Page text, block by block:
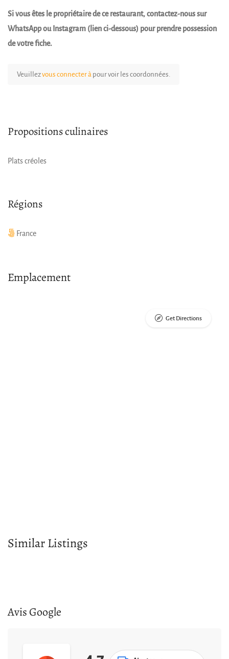
Si vous êtes le propriétaire de ce restaurant, contactez-nous sur
WhatsApp ou Instagram (lien ci-dessous) pour prendre possession
de votre fiche.
Veuillezvous connecter à pour voir les coordonnées.
Propositions culinaires
Plats créoles
Régions
France
Emplacement
Get Directions
Similar Listings
Avis Google